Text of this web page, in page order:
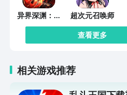
异界深渊：觉
醒
超次元召唤师
查看更多
相关游戏推荐